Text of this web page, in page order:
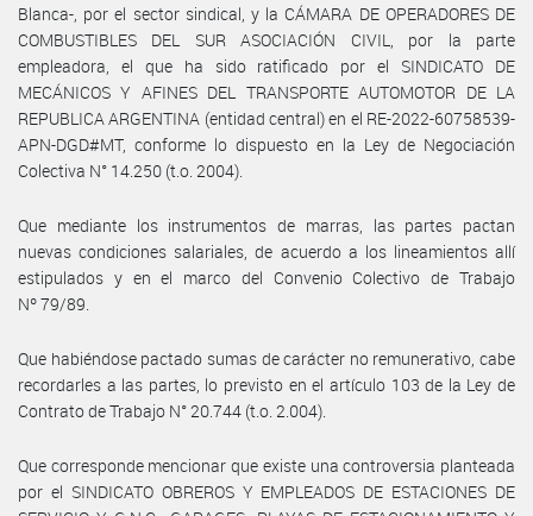
Blanca-, por el sector sindical, y la CÁMARA DE OPERADORES DE
COMBUSTIBLES DEL SUR ASOCIACIÓN CIVIL, por la parte
empleadora, el que ha sido ratificado por el SINDICATO DE
MECÁNICOS Y AFINES DEL TRANSPORTE AUTOMOTOR DE LA
REPUBLICA ARGENTINA (entidad central) en el RE-2022-60758539-
APN-DGD#MT, conforme lo dispuesto en la Ley de Negociación
Colectiva N° 14.250 (t.o. 2004).
Que mediante los instrumentos de marras, las partes pactan
nuevas condiciones salariales, de acuerdo a los lineamientos allí
estipulados y en el marco del Convenio Colectivo de Trabajo
Nº 79/89.
Que habiéndose pactado sumas de carácter no remunerativo, cabe
recordarles a las partes, lo previsto en el artículo 103 de la Ley de
Contrato de Trabajo N° 20.744 (t.o. 2.004).
Que corresponde mencionar que existe una controversia planteada
por el SINDICATO OBREROS Y EMPLEADOS DE ESTACIONES DE